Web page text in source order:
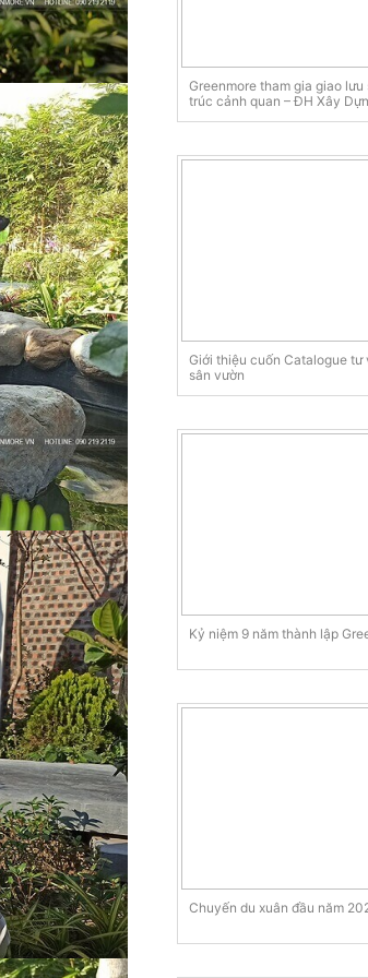
Greenmore tham gia giao
trúc cảnh quan – ĐH Xây
Giới thiệu cuốn Catalogue
sân vườn
Kỷ niệm 9 năm thành lập
Chuyến du xuân đầu năm